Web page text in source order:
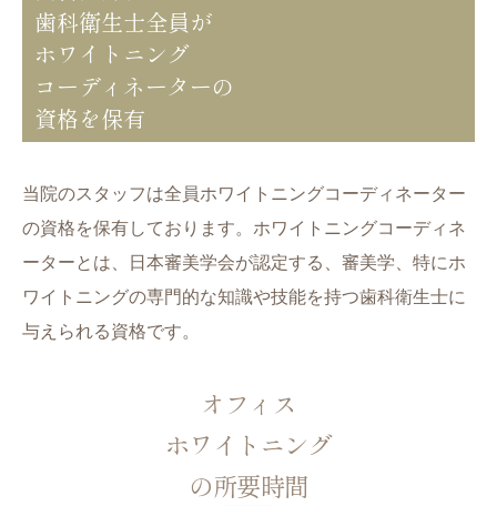
歯科衛生士全員が
ホワイトニング
コーディネーターの
資格を保有
当院のスタッフは全員ホワイトニングコーディネーター
の資格を保有しております。ホワイトニングコーディネ
ーターとは、日本審美学会が認定する、審美学、特にホ
ワイトニングの専門的な知識や技能を持つ歯科衛生士に
与えられる資格です。
オフィス
ホワイトニング
の所要時間